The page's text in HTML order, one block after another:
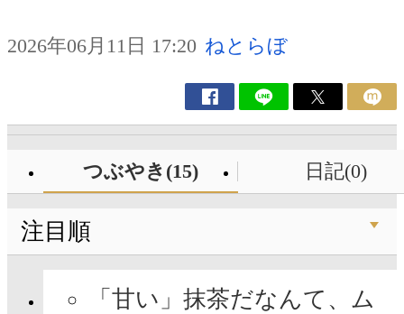
2026年06月11日 17:20 ねとらぼ
つぶやき(15) 日記(0)
注目順
「甘い」抹茶だなんて、ム